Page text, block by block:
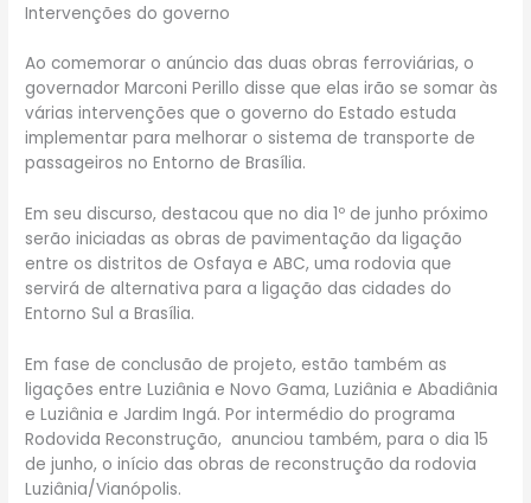
Intervenções do governo
Ao comemorar o anúncio das duas obras ferroviárias, o
governador Marconi Perillo disse que elas irão se somar às
várias intervenções que o governo do Estado estuda
implementar para melhorar o sistema de transporte de
passageiros no Entorno de Brasília.
Em seu discurso, destacou que no dia 1º de junho próximo
serão iniciadas as obras de pavimentação da ligação
entre os distritos de Osfaya e ABC, uma rodovia que
servirá de alternativa para a ligação das cidades do
Entorno Sul a Brasília.
Em fase de conclusão de projeto, estão também as
ligações entre Luziânia e Novo Gama, Luziânia e Abadiânia
e Luziânia e Jardim Ingá. Por intermédio do programa
Rodovida Reconstrução, anunciou também, para o dia 15
de junho, o início das obras de reconstrução da rodovia
Luziânia/Vianópolis.